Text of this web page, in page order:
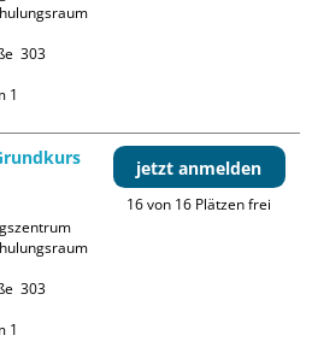
303
1
303
1
jetzt anmelden
16 von 16 Plätzen frei